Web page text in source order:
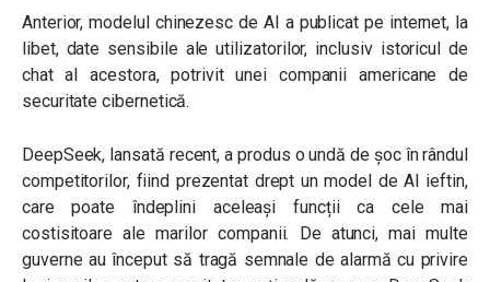
Anterior, modelul chinezesc de AI a publicat pe internet, la
libet, date sensibile ale utilizatorilor, inclusiv istoricul de
chat al acestora, potrivit unei companii americane de
securitate cibernetică.
DeepSeek, lansată recent, a produs o undă de șoc în rândul
competitorilor, fiind prezentat drept un model de AI ieftin,
care poate îndeplini aceleași funcții ca cele mai
costisitoare ale marilor companii. De atunci, mai multe
guverne au început să tragă semnale de alarmă cu privire